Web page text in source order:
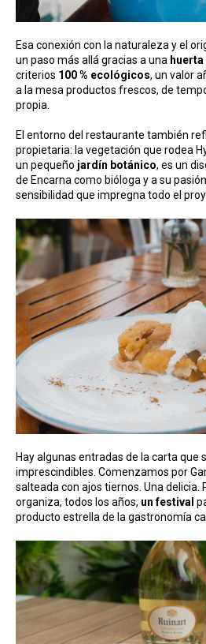
Esa conexión con la naturaleza y el
un paso más allá gracias a una
criterios 100 % ecológicos, un valor
a la mesa productos frescos, de
propia.
El entorno del restaurante también
propietaria: la vegetación que rodea
un pequeño jardín botánico, es un
de Encarna como bióloga y a su
sensibilidad que impregna todo el
Hay algunas entradas de la carta que
imprescindibles. Comenzamos por
salteada con ajos tiernos. Una delicia.
organiza, todos los años, un festival
producto estrella de la gastronomía